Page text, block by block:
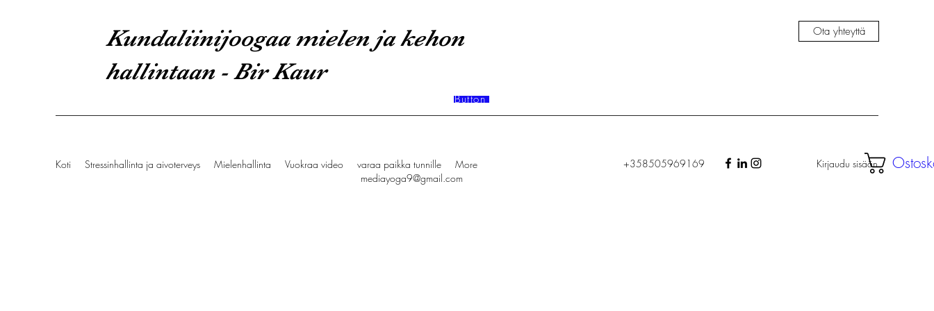
Kundaliinijoogaa mielen ja kehon
hallintaan - Bir Kaur
Ota yhteyttä
Button
Koti Stressinhallinta ja aivoterveys Mielenhallinta Vuokraa video varaa paikka tunnille More +358505969169 Kirjaudu sisään
mediayoga9@gmail.com